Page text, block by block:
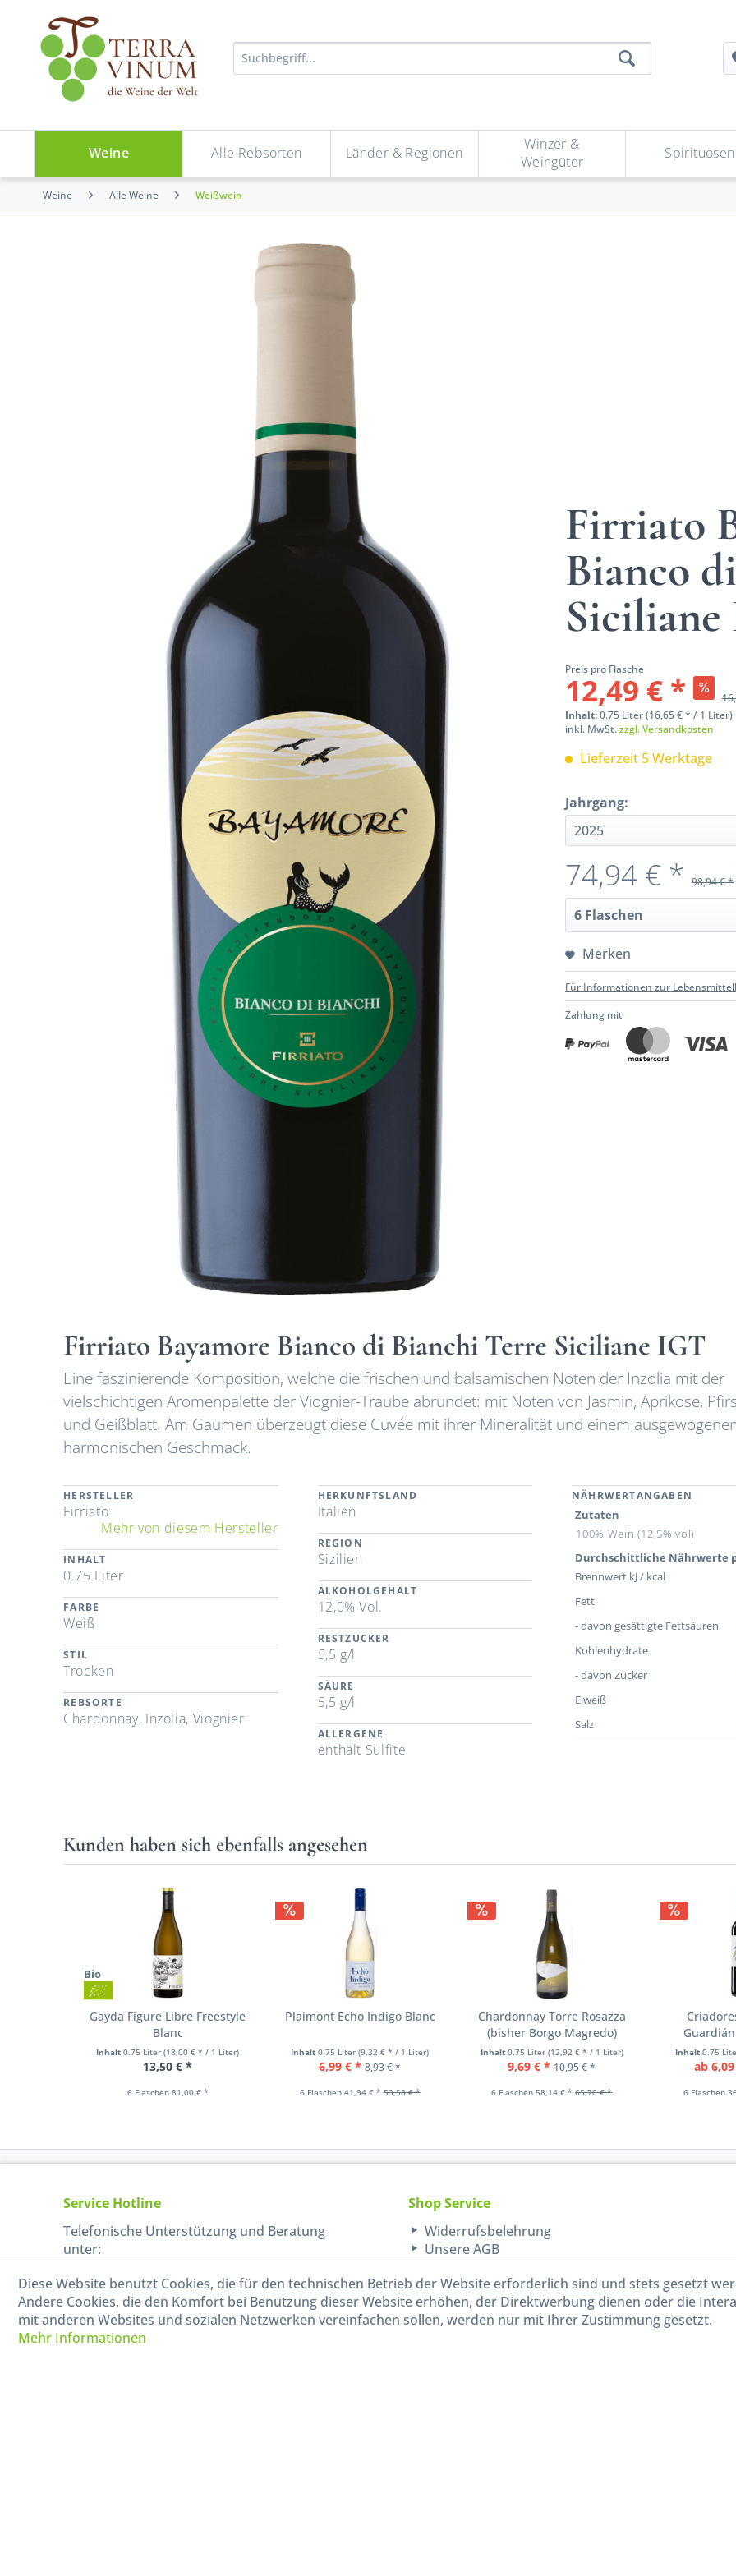
Weine Alle Rebsorten Länder & Regionen
Winzer &
Weingüter
Spirituosen
Weine Alle Weine Weißwein
Firriato
Bianco
Preis pro Flasche
12,49 € *
Inhalt:0.75 Liter (16,65 € * / 1 Liter)
inkl. MwSt.zzgl. Versandkosten
Lieferzeit 5 Werktage
Jahrgang:
74,94 € * 98,94 € *
Merken
Für Informationen zur
Zahlung mit
Firriato Bayamore Bianco di Bianchi Terre Siciliane IGT
Eine faszinierende Komposition, welche die frischen und balsamischen Noten der Inzolia mit der
vielschichtigen Aromenpalette der Viognier-Traube abrundet: mit Noten von Jasmin, Aprikose,
und Geißblatt. Am Gaumen überzeugt diese Cuvée mit ihrer Mineralität und einem
harmonischen Geschmack.
HERSTELLER
Firriato
Mehr von diesem Hersteller
INHALT
0.75 Liter
FARBE
Weiß
STIL
Trocken
REBSORTE
Chardonnay, Inzolia, Viognier
HERKUNFTSLAND
Italien
REGION
Sizilien
ALKOHOLGEHALT
12,0% Vol.
RESTZUCKER
5,5 g/l
SÄURE
5,5 g/l
ALLERGENE
enthält Sulfite
NÄHRWERTANGABEN
Zutaten
100% Wein (12,5% vol)
Durchschittliche Nährwerte
Brennwert kJ / kcal
Fett
- davon gesättigte Fettsäuren
Kohlenhydrate
- davon Zucker
Eiweiß
Salz
Kunden haben sich ebenfalls angesehen
Bio
Gayda Figure Libre Freestyle
Blanc
Inhalt0.75 Liter(18,00 € * / 1 Liter)
13,50 € *
6 Flaschen 81,00 € *
Plaimont Echo Indigo Blanc
Inhalt0.75 Liter(9,32 € * / 1 Liter)
6,99 € * 8,93 € *
6 Flaschen 41,94 € * 53,58 € *
Chardonnay Torre Rosazza
(bisher Borgo Magredo)
Inhalt 0.75 Liter (12,92 € * / 1 Liter)
9,69 € * 10,95 € *
6 Flaschen 58,14 € * 65,70 € *
Inhalt 0.75
ab
6 Flaschen
Service Hotline
Telefonische Unterstützung und Beratung
unter:
040-880 99 770
Mo-Fr, 09:00 - 15:00 Uhr
Shop Service
Widerrufsbelehrung
Unsere AGB
Diese Website benutzt Cookies, die für den technischen Betrieb der Website erforderlich sind und stets gesetzt
Andere Cookies, die den Komfort bei Benutzung dieser Website erhöhen, der Direktwerbung dienen oder die
mit anderen Websites und sozialen Netzwerken vereinfachen sollen, werden nur mit Ihrer Zustimmung gesetzt.
Mehr Informationen